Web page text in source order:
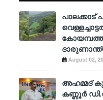
പാലക്കാട്
August 02,
അഹമ്മദ്
കണ്ണൂർ